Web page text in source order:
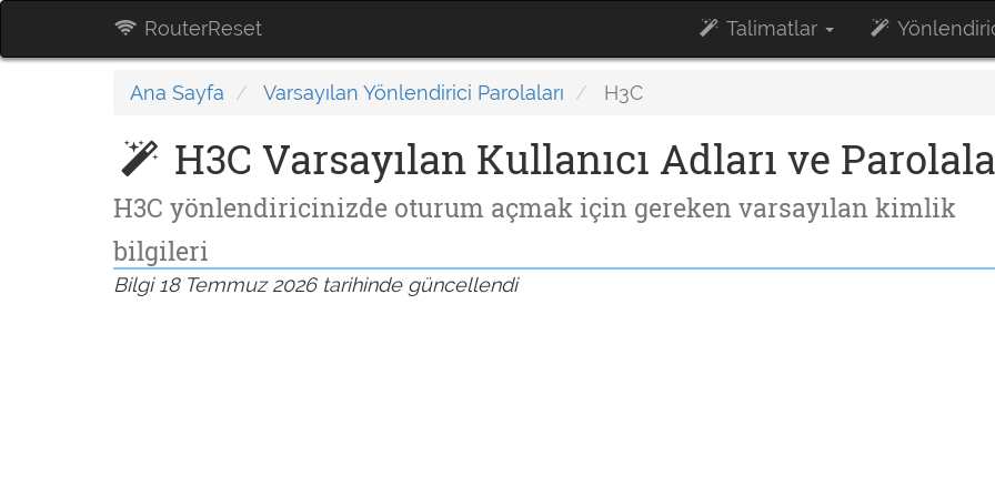
RouterReset Talimatlar
Ana Sayfa Varsayılan Yönlendirici Parolaları H3C
H3C Varsayılan Kullanıcı Adları ve
H3C yönlendiricinizde oturum açmak için gereken varsayılan kimlik
bilgileri
Bilgi 18 Temmuz 2026 tarihinde güncellendi